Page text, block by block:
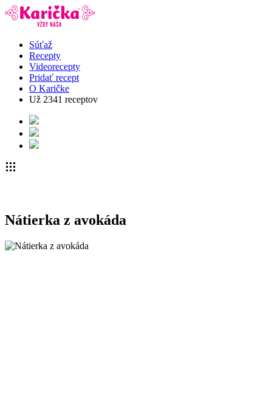
Súťaž
Recepty
Videorecepty
Pridať recept
O Karičke
Už 2341 receptov
Nátierka z avokáda